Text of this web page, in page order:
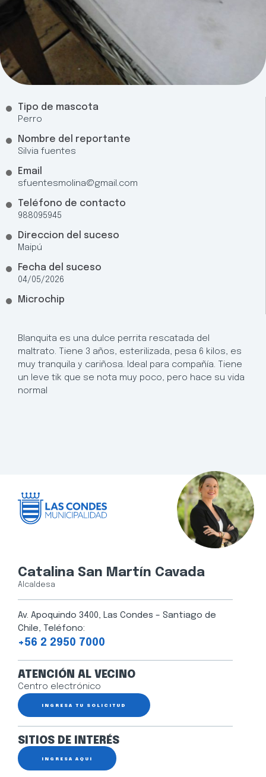
Tipo de mascota
Perro
Nombre del reportante
Silvia fuentes
Email
sfuentesmolina@gmail.com
Teléfono de contacto
988095945
Direccion del suceso
Maipú
Fecha del suceso
04/05/2026
Microchip
Blanquita es una dulce perrita rescatada del
maltrato. Tiene 3 años, esterilizada, pesa 6 kilos, es
muy tranquila y cariñosa. Ideal para compañía. Tiene
un leve tik que se nota muy poco, pero hace su vida
normal
Catalina San Martín Cavada
Alcaldesa
Av. Apoquindo 3400, Las Condes – Santiago de
Chile, Teléfono:
+56 2 2950 7000
ATENCIÓN AL VECINO
Centro electrónico
INGRESA TU SOLICITUD
SITIOS DE INTERÉS
INGRESA AQUÍ